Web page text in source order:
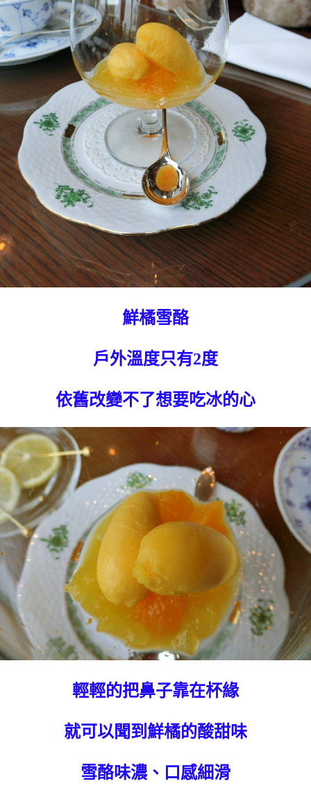
鮮橘雪酪
戶外溫度只有2度
依舊改變不了想要吃冰的心
輕輕的把鼻子靠在杯緣
就可以聞到鮮橘的酸甜味
雪酪味濃、口感細滑